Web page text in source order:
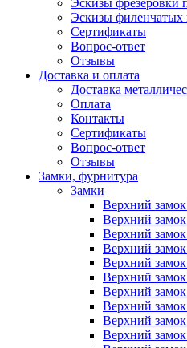
Эскизы
Эскизы филенчатых
Сертификаты
Вопрос-ответ
Отзывы
Доставка и оплата
Доставка
Оплата
Контакты
Сертификаты
Вопрос-ответ
Отзывы
Замки, фурнитура
Замки
Верхний
Верхний
Верхний
Верхний
Верхний
Верхний
Верхний
Верхний
Верхний
Верхний замок